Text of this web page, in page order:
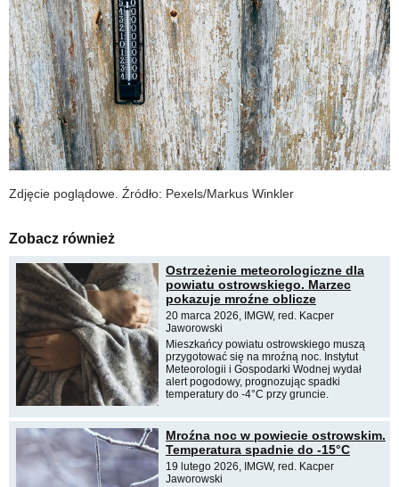
Zdjęcie poglądowe. Źródło: Pexels/Markus Winkler
Zobacz również
Ostrzeżenie meteorologiczne dla
powiatu ostrowskiego. Marzec
pokazuje mroźne oblicze
20 marca 2026, IMGW, red. Kacper
Jaworowski
Mieszkańcy powiatu ostrowskiego muszą
przygotować się na mroźną noc. Instytut
Meteorologii i Gospodarki Wodnej wydał
alert pogodowy, prognozując spadki
temperatury do -4°C przy gruncie.
Mroźna noc w powiecie ostrowskim.
Temperatura spadnie do -15°C
19 lutego 2026, IMGW, red. Kacper
Jaworowski